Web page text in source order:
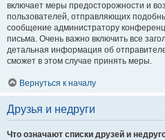
включает меры предосторожности и
пользователей, отправляющих
сообщение администратору
письма. Очень важно включить все
детальная информация об
сможет в этом случае принять меры.
Вернуться к началу
Друзья и недруги
Что означают списки друзей и